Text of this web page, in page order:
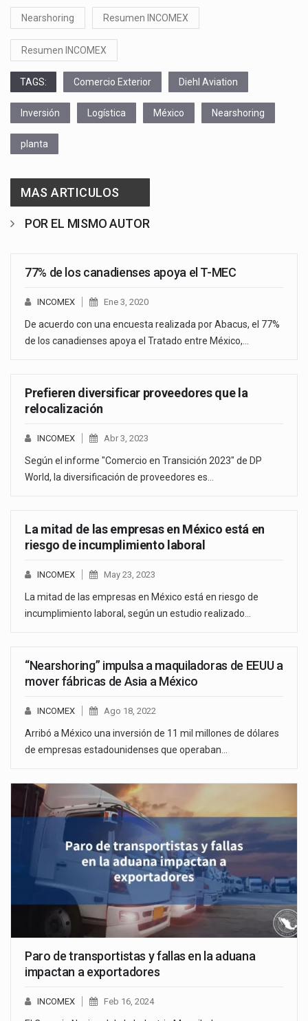
Nearshoring Resumen INCOMEX
Resumen INCOMEX
TAGS: Comercio Exterior Diehl Aviation
Inversión Logística México Nearshoring
planta
MAS ARTICULOS
POR EL MISMO AUTOR
77% de los canadienses apoya el T-MEC
INCOMEX Ene 3, 2020
De acuerdo con una encuesta realizada por Abacus, el 77%
de los canadienses apoya el Tratado entre México,…
Prefieren diversificar proveedores que la
relocalización
INCOMEX Abr 3, 2023
Según el informe "Comercio en Transición 2023" de DP
World, la diversificación de proveedores es…
La mitad de las empresas en México está en
riesgo de incumplimiento laboral
INCOMEX May 23, 2023
La mitad de las empresas en México está en riesgo de
incumplimiento laboral, según un estudio realizado…
“Nearshoring” impulsa a maquiladoras de EEUU a
mover fábricas de Asia a México
INCOMEX Ago 18, 2022
Arribó a México una inversión de 11 mil millones de dólares
de empresas estadounidenses que operaban…
Paro de transportistas y fallas en la aduana
impactan a exportadores
INCOMEX Feb 16, 2024